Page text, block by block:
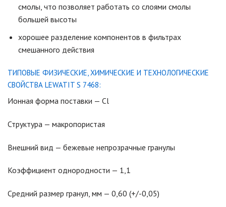
смолы, что позволяет работать со слоями смолы
большей высоты
хорошее разделение компонентов в фильтрах
смешанного действия
ТИПОВЫЕ ФИЗИЧЕСКИЕ, ХИМИЧЕСКИЕ И ТЕХНОЛОГИЧЕСКИЕ
СВОЙСТВА LEWATIT S 7468:
Ионная форма поставки — Cl
Структура — макропористая
Внешний вид — бежевые непрозрачные гранулы
Коэффициент однородности — 1,1
Средний размер гранул, мм — 0,60 (+/-0,05)